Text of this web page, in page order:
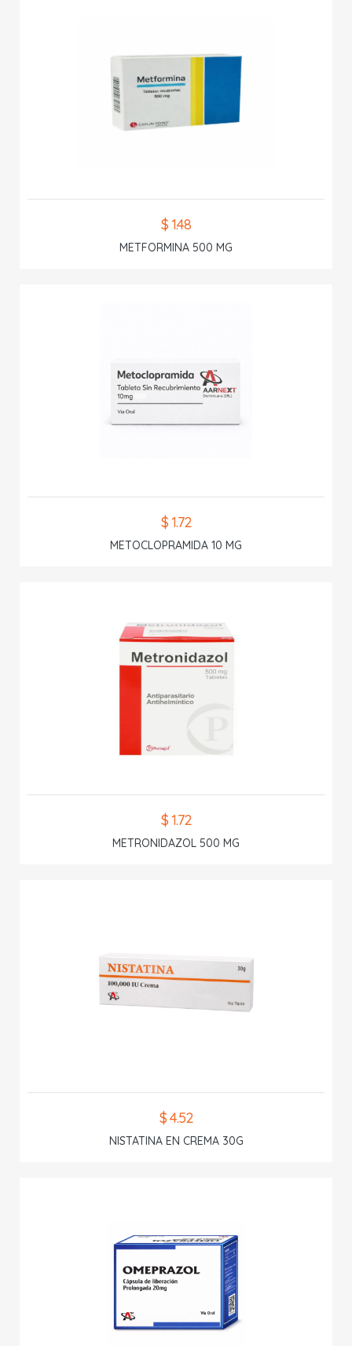
$ 1.48
METFORMINA 500 MG
$ 1.72
METOCLOPRAMIDA 10 MG
$ 1.72
METRONIDAZOL 500 MG
$ 4.52
NISTATINA EN CREMA 30G